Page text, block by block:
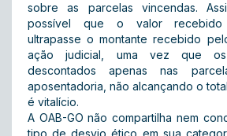
sobre as parcelas vincendas.
possível que o valor recebido
ultrapasse o montante recebido
ação judicial, uma vez que os
descontados apenas nas
aposentadoria, não alcançando o
é vitalício.
A OAB-GO não compartilha nem
tipo de desvio ético em sua